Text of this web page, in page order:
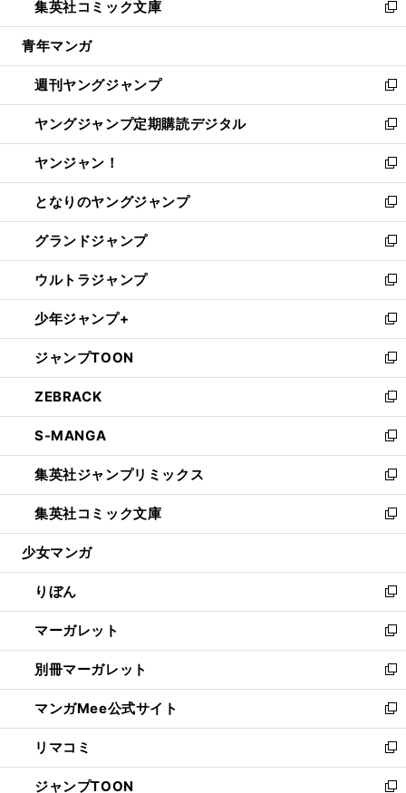
く
で
開
ド
ウ
開
く
ィ
ン
ウ
で
開
く
い
ウ
ン
ド
ウ
で
開
く
集英社コミック文庫
新
し
ウ
ィ
ン
ド
ウ
で
開
く
青年マンガ
週刊ヤングジャンプ
新
し
い
ウ
ィ
ン
ド
ウ
で
開
く
ヤングジャンプ定期購読デジタル
新
し
い
ウ
ィ
ン
ド
ウ
で
開
く
ヤンジャン！
新
し
い
ウ
ィ
ン
ド
ウ
で
開
く
となりのヤングジャンプ
新
し
い
ウ
ィ
ン
ド
ウ
で
開
く
グランドジャンプ
新
し
い
ウ
ィ
ン
ド
ウ
で
開
く
ウルトラジャンプ
新
し
い
ウ
ィ
ン
ド
ウ
で
開
く
少年ジャンプ+
新
し
い
ウ
ィ
ン
ド
ウ
で
開
く
ジャンプTOON
新
し
い
ウ
ィ
ン
ド
ウ
で
開
ZEBRACK
新
し
い
ウ
ィ
ン
ド
ウ
開
く
S-MANGA
新
し
い
ウ
ィ
ン
ウ
で
開
く
集英社ジャンプリミックス
新
し
い
ウ
ン
ド
ウ
で
開
く
集英社コミック文庫
新
し
ウ
ィ
ン
ド
ウ
で
開
く
少女マンガ
りぼん
新
し
い
ウ
ィ
ン
ド
ウ
で
開
く
マーガレット
新
し
い
ウ
ィ
ン
ド
ウ
で
別冊マーガレット
新
し
い
ウ
ィ
ン
ド
マンガMee公式サイト
新
し
い
ウ
ィ
リマコミ
新
し
い
ジャンプTOON